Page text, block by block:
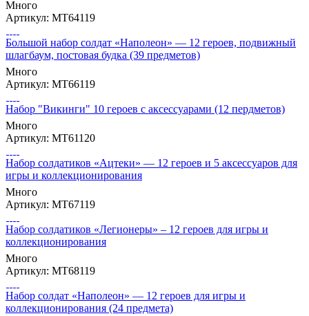
Много
Артикул: МТ64119
Большой набор солдат «Наполеон» — 12 героев, подвижный
шлагбаум, постовая будка (39 предметов)
Много
Артикул: МТ66119
Набор "Викинги" 10 героев с аксессуарами (12 пердметов)
Много
Артикул: МТ61120
Набор солдатиков «Ацтеки» — 12 героев и 5 аксессуаров для
игры и коллекционирования
Много
Артикул: МТ67119
Набор солдатиков «Легионеры» – 12 героев для игры и
коллекционирования
Много
Артикул: МТ68119
Набор солдат «Наполеон» — 12 героев для игры и
коллекционирования (24 предмета)